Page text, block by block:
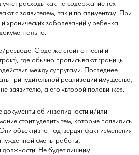
расходы как на содержание тех
с заявителем, так и по алиментам. При
хронических заболеваний у ребенка
разводе. Сюда же стоит отнести и
где обычно прописывают границы
между супругами. Последнее
принудительной реализации имущества,
заявителю, а его «второй половинке».
об инвалидности и/или
стоит уделить тем, которые появились
объективно подтвердят факт изменения
смены работы,
должности. Не будет лишним